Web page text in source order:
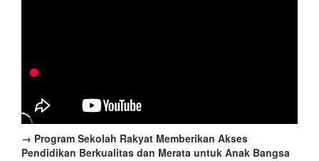
→ Program Sekolah Rakyat Memberikan Akses
Pendidikan Berkualitas dan Merata untuk Anak Bangsa